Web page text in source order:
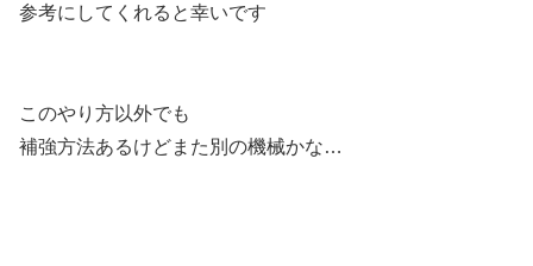
参考にしてくれると幸いです
このやり方以外でも
補強方法あるけどまた別の機械かな…